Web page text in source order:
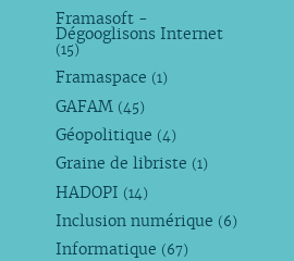
Framasoft -
Dégooglisons Internet
(15)
Framaspace (1)
GAFAM (45)
Géopolitique (4)
Graine de libriste (1)
HADOPI (14)
Inclusion numérique (6)
Informatique (67)